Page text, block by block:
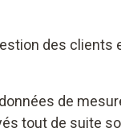
des clients
de
tout de suite